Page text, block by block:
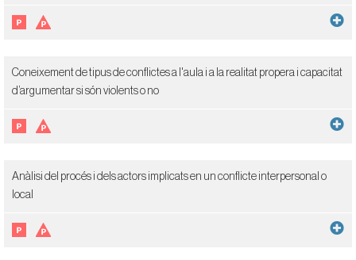
Coneixement de tipus de conflictes a l'aula i a la realitat propera i capacitat
d’argumentar si són violents o no
Anàlisi del procés i dels actors implicats en un conflicte interpersonal o
local